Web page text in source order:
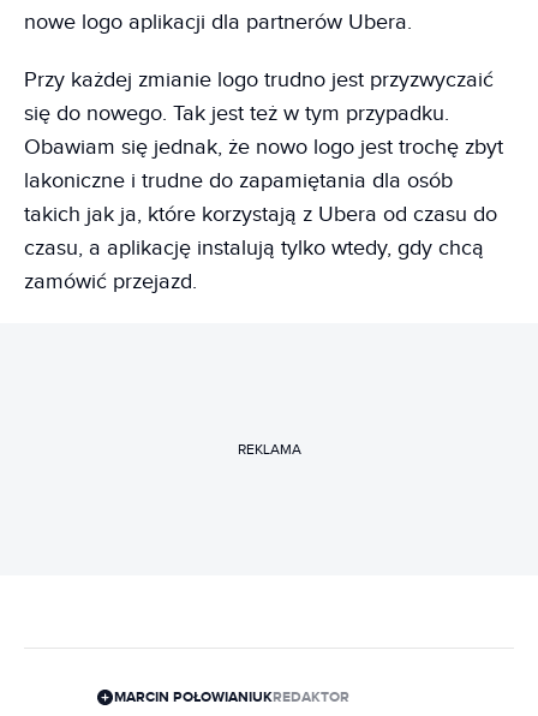
nowe logo aplikacji dla partnerów Ubera.
Przy każdej zmianie logo trudno jest przyzwyczaić
się do nowego. Tak jest też w tym przypadku.
Obawiam się jednak, że nowo logo jest trochę zbyt
lakoniczne i trudne do zapamiętania dla osób
takich jak ja, które korzystają z Ubera od czasu do
czasu, a aplikację instalują tylko wtedy, gdy chcą
zamówić przejazd.
REKLAMA
MARCIN POŁOWIANIUKREDAKTOR